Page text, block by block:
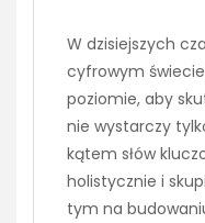
W dzisiejszych
cyfrowym
poziomie, aby
nie wystarczy
kątem słów
holistycznie i
tym na